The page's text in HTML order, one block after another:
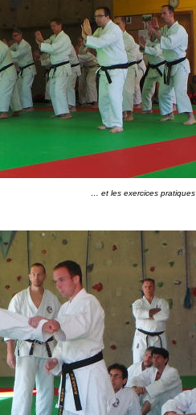
… et les exercices pratiques